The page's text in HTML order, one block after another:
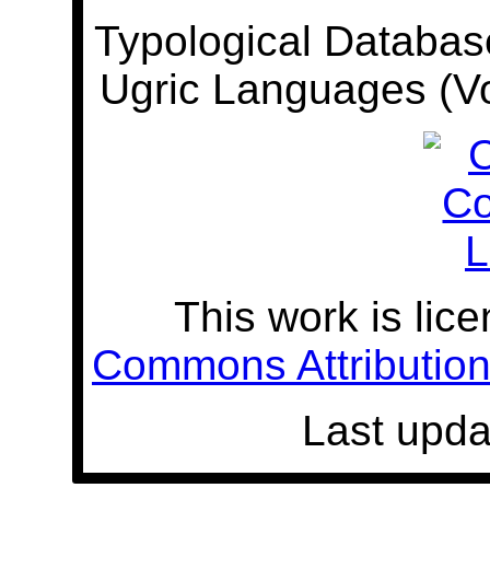
Typological
Ugric Languages
This work is
Commons
Last